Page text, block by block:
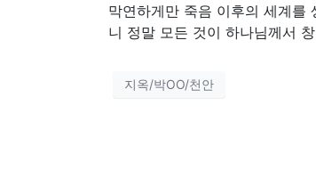
막연하게만 죽음 이후의 세계를
니 정말 모든 것이 하나님께서
지옥/박OO/천안